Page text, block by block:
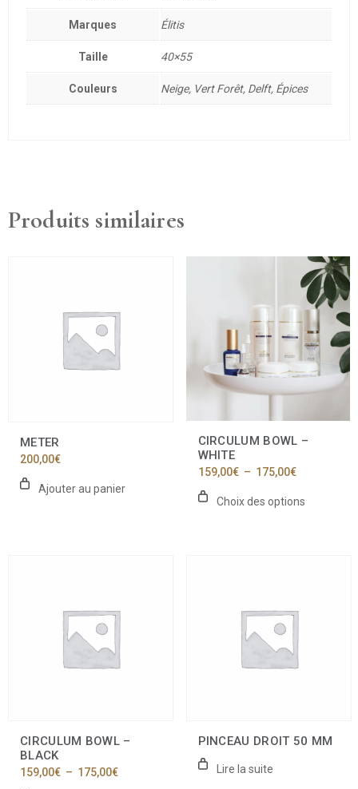
Marques Élitis
Taille 40×55
Couleurs Neige, Vert Forêt, Delft, Épices
Produits similaires
METER
200,00€
Ajouter au panier
CIRCULUM BOWL –
WHITE
159,00€ – 175,00€Plage
prix :
159,00€
Choix des options
options
peuvent
page
produit
CIRCULUM BOWL –
BLACK
159,00€ – 175,00€Plage
page
produit
PINCEAU DROIT 50 MM
Lire la suite